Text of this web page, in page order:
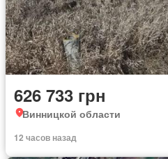
626 733 грн
Винницкой области
12 часов назад